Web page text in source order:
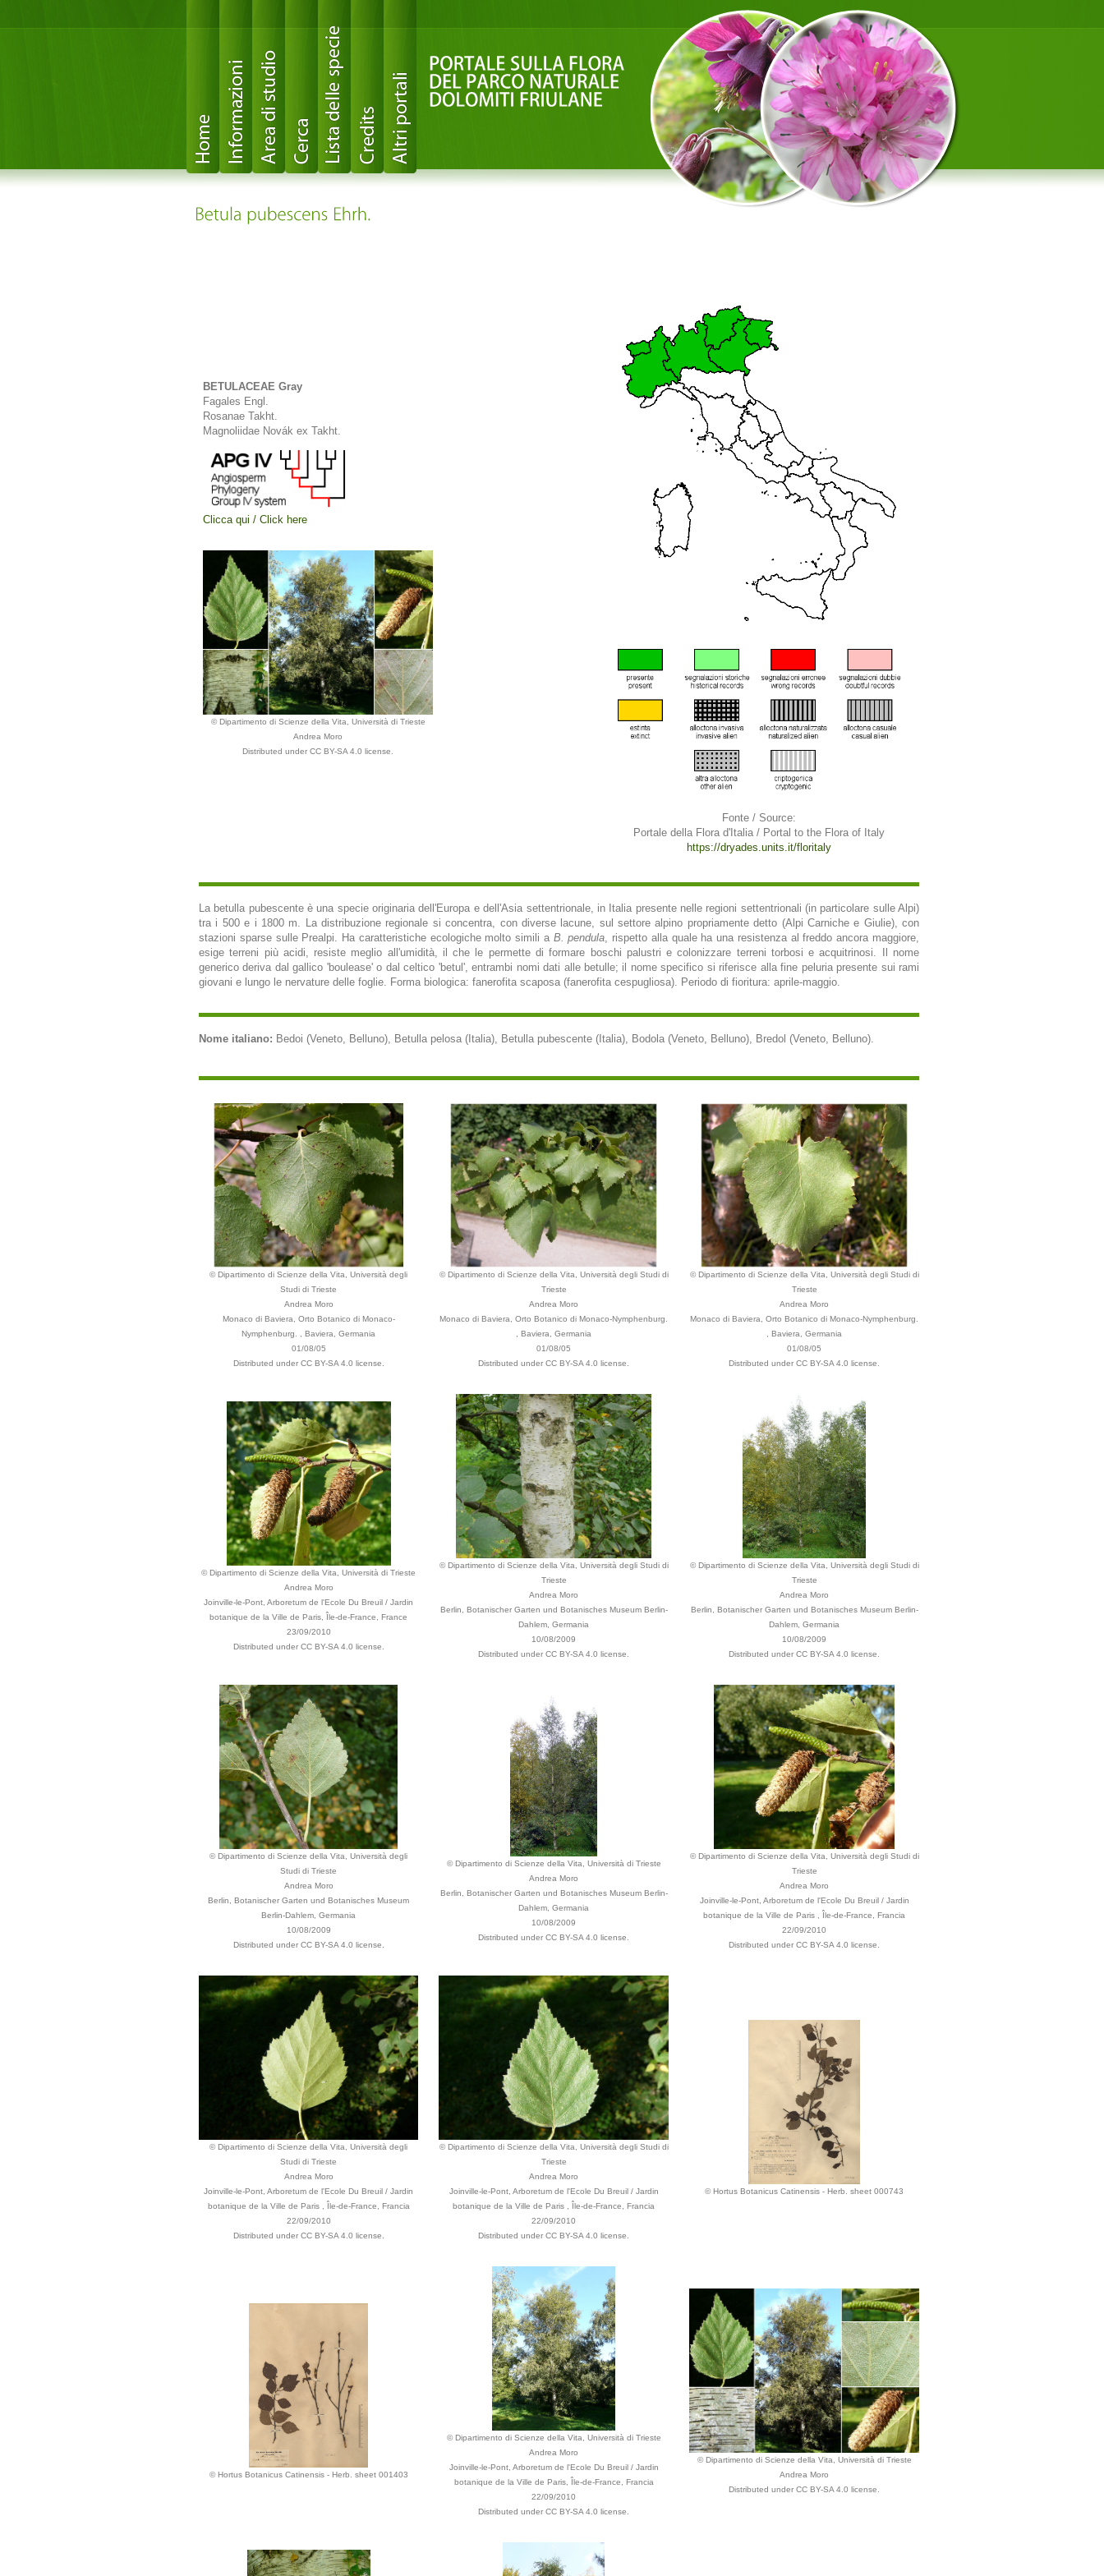
BETULACEAE Gray
Fagales Engl.
Rosanae Takht.
Magnoliidae Novák ex Takht.
Clicca qui / Click here
© Dipartimento di Scienze della Vita, Università di Trieste
Andrea Moro
Distributed under CC BY-SA 4.0 license.
Fonte / Source:
Portale della Flora d'Italia / Portal to the Flora of Italy
https://dryades.units.it/floritaly
La betulla pubescente è una specie originaria dell'Europa e dell'Asia settentrionale, in Italia presente nelle regioni settentrionali (in particolare sulle Alpi)
tra i 500 e i 1800 m. La distribuzione regionale si concentra, con diverse lacune, sul settore alpino propriamente detto (Alpi Carniche e Giulie), con
stazioni sparse sulle Prealpi. Ha caratteristiche ecologiche molto simili a B. pendula, rispetto alla quale ha una resistenza al freddo ancora maggiore,
esige terreni più acidi, resiste meglio all'umidità, il che le permette di formare boschi palustri e colonizzare terreni torbosi e acquitrinosi. Il nome
generico deriva dal gallico 'boulease' o dal celtico 'betul', entrambi nomi dati alle betulle; il nome specifico si riferisce alla fine peluria presente sui rami
giovani e lungo le nervature delle foglie. Forma biologica: fanerofita scaposa (fanerofita cespugliosa). Periodo di fioritura: aprile-maggio.
Nome italiano: Bedoi (Veneto, Belluno), Betulla pelosa (Italia), Betulla pubescente (Italia), Bodola (Veneto, Belluno), Bredol (Veneto, Belluno).
© Dipartimento di Scienze della Vita, Università degli
Studi di Trieste
Andrea Moro
Monaco di Baviera, Orto Botanico di Monaco-
Nymphenburg. , Baviera, Germania
01/08/05
Distributed under CC BY-SA 4.0 license.
© Dipartimento di Scienze della Vita, Università degli Studi di
Trieste
Andrea Moro
Monaco di Baviera, Orto Botanico di Monaco-Nymphenburg.
, Baviera, Germania
01/08/05
Distributed under CC BY-SA 4.0 license.
© Dipartimento di Scienze della Vita, Università degli Studi di
Trieste
Andrea Moro
Monaco di Baviera, Orto Botanico di Monaco-Nymphenburg.
, Baviera, Germania
01/08/05
Distributed under CC BY-SA 4.0 license.
© Dipartimento di Scienze della Vita, Università di Trieste
Andrea Moro
Joinville-le-Pont, Arboretum de l'Ecole Du Breuil / Jardin
botanique de la Ville de Paris, Île-de-France, France
23/09/2010
Distributed under CC BY-SA 4.0 license.
© Dipartimento di Scienze della Vita, Università degli Studi di
Trieste
Andrea Moro
Berlin, Botanischer Garten und Botanisches Museum Berlin-
Dahlem, Germania
10/08/2009
Distributed under CC BY-SA 4.0 license.
© Dipartimento di Scienze della Vita, Università degli Studi di
Trieste
Andrea Moro
Berlin, Botanischer Garten und Botanisches Museum Berlin-
Dahlem, Germania
10/08/2009
Distributed under CC BY-SA 4.0 license.
© Dipartimento di Scienze della Vita, Università degli
Studi di Trieste
Andrea Moro
Berlin, Botanischer Garten und Botanisches Museum
Berlin-Dahlem, Germania
10/08/2009
Distributed under CC BY-SA 4.0 license.
© Dipartimento di Scienze della Vita, Università di Trieste
Andrea Moro
Berlin, Botanischer Garten und Botanisches Museum Berlin-
Dahlem, Germania
10/08/2009
Distributed under CC BY-SA 4.0 license.
© Dipartimento di Scienze della Vita, Università degli Studi di
Trieste
Andrea Moro
Joinville-le-Pont, Arboretum de l'Ecole Du Breuil / Jardin
botanique de la Ville de Paris , Île-de-France, Francia
22/09/2010
Distributed under CC BY-SA 4.0 license.
© Dipartimento di Scienze della Vita, Università degli
Studi di Trieste
Andrea Moro
Joinville-le-Pont, Arboretum de l'Ecole Du Breuil / Jardin
botanique de la Ville de Paris , Île-de-France, Francia
22/09/2010
Distributed under CC BY-SA 4.0 license.
© Dipartimento di Scienze della Vita, Università degli Studi di
Trieste
Andrea Moro
Joinville-le-Pont, Arboretum de l'Ecole Du Breuil / Jardin
botanique de la Ville de Paris , Île-de-France, Francia
22/09/2010
Distributed under CC BY-SA 4.0 license.
© Hortus Botanicus Catinensis - Herb. sheet 000743
© Hortus Botanicus Catinensis - Herb. sheet 001403
© Dipartimento di Scienze della Vita, Università di Trieste
Andrea Moro
Joinville-le-Pont, Arboretum de l'Ecole Du Breuil / Jardin
botanique de la Ville de Paris, Île-de-France, Francia
22/09/2010
Distributed under CC BY-SA 4.0 license.
© Dipartimento di Scienze della Vita, Università di Trieste
Andrea Moro
Distributed under CC BY-SA 4.0 license.